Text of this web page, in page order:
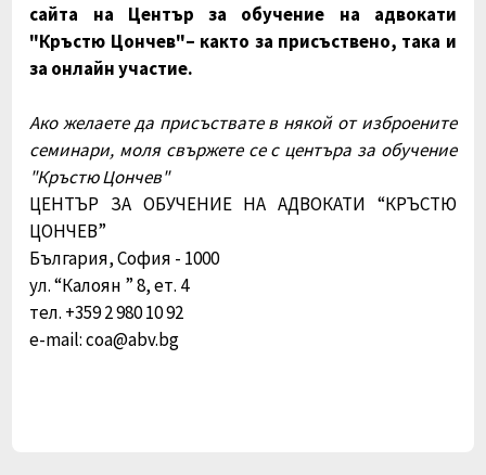
сайта на Център за обучение на адвокати
"Кръстю Цончев"– както за присъствено, така и
за онлайн участие.
Ако желаете да присъствате в някой от изброените
семинари, моля свържете се с центъра за обучение
"Кръстю Цончев"
ЦЕНТЪР ЗА ОБУЧЕНИЕ НА АДВОКАТИ “КРЪСТЮ
ЦОНЧЕВ”
България, София - 1000
ул. “Калоян ” 8, ет. 4
тел. +359 2 980 10 92
e-mail: coa@abv.bg